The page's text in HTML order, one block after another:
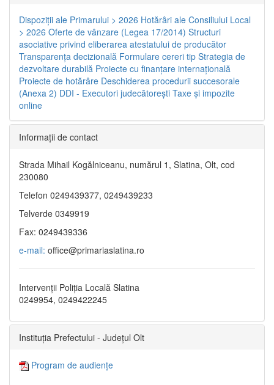
Dispoziţii ale Primarului > 2026 Hotărâri ale Consiliului Local
> 2026 Oferte de vânzare (Legea 17/2014) Structuri
asociative privind eliberarea atestatului de producător
Transparenţa decizională Formulare cereri tip Strategia de
dezvoltare durabilă Proiecte cu finanţare internaţională
Proiecte de hotărâre Deschiderea procedurii succesorale
(Anexa 2) DDI - Executori judecătorești Taxe şi impozite
online
Informaţii de contact
Strada Mihail Kogălniceanu, numărul 1, Slatina, Olt, cod
230080
Telefon 0249439377, 0249439233
Telverde 0349919
Fax: 0249439336
e-mail: office@primariaslatina.ro
Intervenții Poliția Locală Slatina
0249954, 0249422245
Instituția Prefectului - Județul Olt
Program de audiențe